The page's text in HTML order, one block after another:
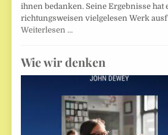
ihnen bedanken. Seine Ergebnisse hat
richtungsweisen vielgelesen Werk
Weiterlesen …
Wie wir denken